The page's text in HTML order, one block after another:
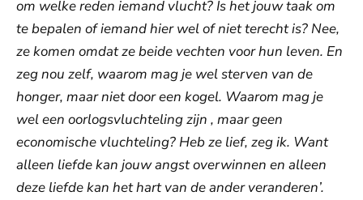
om welke reden iemand vlucht? Is het jouw taak om
te bepalen of iemand hier wel of niet terecht is? Nee,
ze komen omdat ze beide vechten voor hun leven. En
zeg nou zelf, waarom mag je wel sterven van de
honger, maar niet door een kogel. Waarom mag je
wel een oorlogsvluchteling zijn , maar geen
economische vluchteling? Heb ze lief, zeg ik. Want
alleen liefde kan jouw angst overwinnen en alleen
deze liefde kan het hart van de ander veranderen’.